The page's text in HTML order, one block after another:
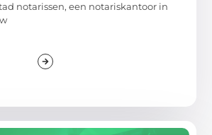
notarissen, een notariskantoor in